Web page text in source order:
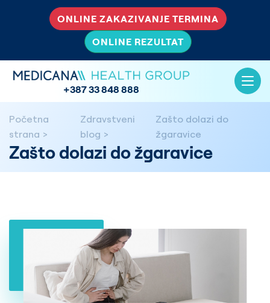
ONLINE ZAKAZIVANJE TERMINA
ONLINE REZULTAT
+387 33 848 888
Početna
strana
Zdravstveni
blog
Zašto dolazi do
žgaravice
Zašto dolazi do žgaravice